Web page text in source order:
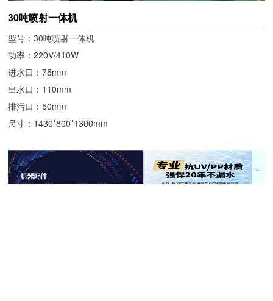
30吨喷射一体机
型号：30吨喷射一体机
功率：220V/410W
进水口：75mm
出水口：110mm
排污口：50mm
尺寸：1430*800*1300mm